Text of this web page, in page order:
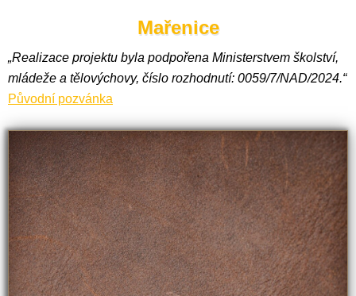
Mařenice
„Realizace projektu byla podpořena Ministerstvem školství,
mládeže a tělovýchovy, číslo rozhodnutí: 0059/7/NAD/2024.“
Původní pozvánka